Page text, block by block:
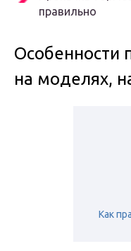
правильно
Особенности
на моделях,
Как